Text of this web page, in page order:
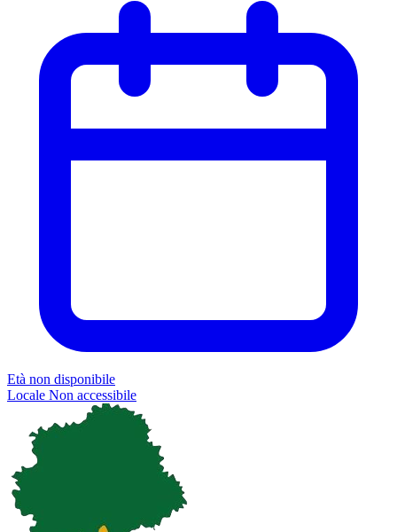
Età non disponibile
Locale Non accessibile